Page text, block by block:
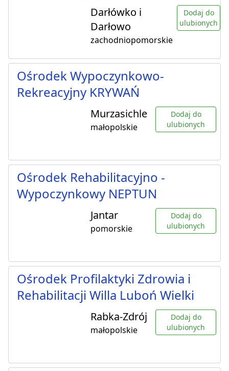
Darłówko i
Darłowo
zachodniopomorskie
Dodaj do
ulubionych
Ośrodek Wypoczynkowo-
Rekreacyjny KRYWAŃ
Murzasichle
małopolskie
Dodaj do
ulubionych
Ośrodek Rehabilitacyjno -
Wypoczynkowy NEPTUN
Jantar
pomorskie
Dodaj do
ulubionych
Ośrodek Profilaktyki Zdrowia i
Rehabilitacji Willa Luboń Wielki
Rabka-Zdrój
małopolskie
Dodaj do
ulubionych